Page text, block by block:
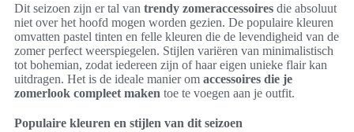
Dit seizoen zijn er tal van trendy zomeraccessoires die absoluut
niet over het hoofd mogen worden gezien. De populaire kleuren
omvatten pastel tinten en felle kleuren die de levendigheid van de
zomer perfect weerspiegelen. Stijlen variëren van minimalistisch
tot bohemian, zodat iedereen zijn of haar eigen unieke flair kan
uitdragen. Het is de ideale manier om accessoires die je
zomerlook compleet maken toe te voegen aan je outfit.
Populaire kleuren en stijlen van dit seizoen